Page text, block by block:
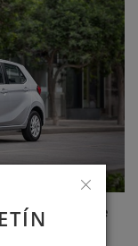
Toyotoshi que